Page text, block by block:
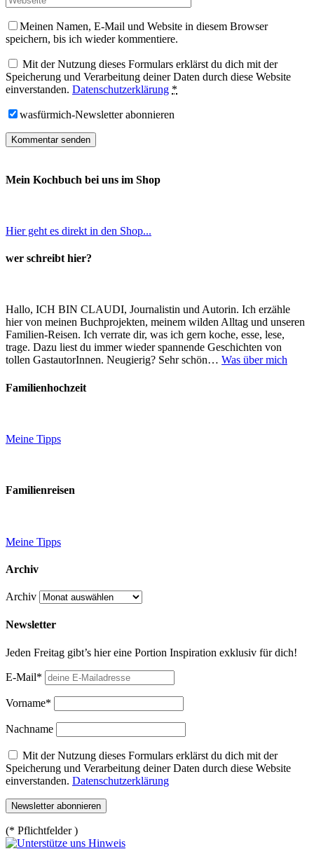
Meinen Namen, E-Mail und Website in diesem Browser
speichern, bis ich wieder kommentiere.
Mit der Nutzung dieses Formulars erklärst du dich mit der
Speicherung und Verarbeitung deiner Daten durch diese Website
einverstanden. Datenschutzerklärung *
wasfürmich-Newsletter abonnieren
Mein Kochbuch bei uns im Shop
Hier geht es direkt in den Shop...
wer schreibt hier?
Hallo, ICH BIN CLAUDI, Journalistin und Autorin. Ich erzähle
hier von meinen Buchprojekten, meinem wilden Alltag und unseren
Familien-Reisen. Ich verrate dir, was ich gern koche, esse, lese,
trage. Dazu liest du immer wieder spannende Geschichten von
tollen GastautorInnen. Neugierig? Sehr schön… Was über mich
Familienhochzeit
Meine Tipps
Familienreisen
Meine Tipps
Archiv
Archiv
Newsletter
Jeden Freitag gibt’s hier eine Portion Inspiration exklusiv für dich!
E-Mail*
Vorname*
Nachname
Mit der Nutzung dieses Formulars erklärst du dich mit der
Speicherung und Verarbeitung deiner Daten durch diese Website
einverstanden. Datenschutzerklärung
(* Pflichtfelder )